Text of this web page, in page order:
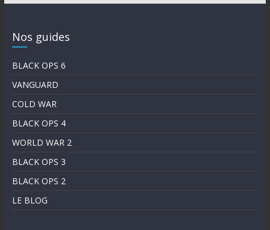
Nos guides
BLACK OPS 6
VANGUARD
COLD WAR
BLACK OPS 4
WORLD WAR 2
BLACK OPS 3
BLACK OPS 2
LE BLOG